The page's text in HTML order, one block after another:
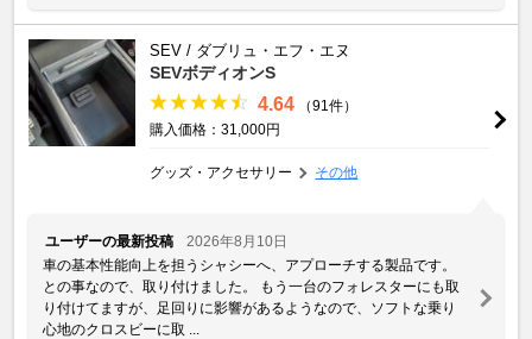
SEV / ダブリュ・エフ・エヌ
SEVボディオンS
4.64
（91件）
購入価格：31,000円
グッズ・アクセサリー その他
ユーザーの最新投稿
2026年8月10日
車の基本性能向上を担うシャシーへ、アプローチする製品です。
との事なので、取り付けました。 もう一台のフォレスターにも取
り付けてますが、足回りに影響があるようなので、ソフトな乗り
心地のクロスビーに取 ...